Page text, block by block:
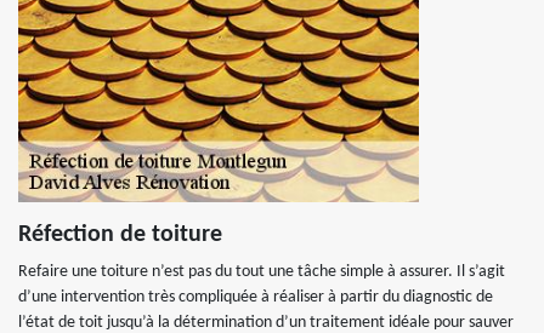
Réfection de toiture
Refaire une toiture n’est pas du tout une tâche simple à assurer. Il s’agit
d’une intervention très compliquée à réaliser à partir du diagnostic de
l’état de toit jusqu’à la détermination d’un traitement idéale pour sauver